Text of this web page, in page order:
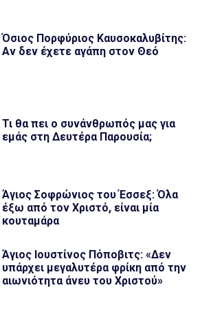
Όσιος Πορφύριος Καυσοκαλυβίτης:
Αν δεν έχετε αγάπη στον Θεό
Τι θα πει ο συνάνθρωπός μας για
εμάς στη Δευτέρα Παρουσία;
Άγιος Σοφρώνιος του Έσσεξ: Όλα
έξω από τον Χριστό, είναι μία
κουταμάρα
Άγιος Ιουστίνος Πόποβιτς: «Δεν
υπάρχει μεγαλυτέρα φρίκη από την
αιωνιότητα άνευ του Χριστού»